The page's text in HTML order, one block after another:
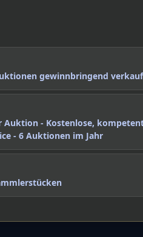
gewinnbringend
Auktion - Kostenlose,
- 6 Auktionen im Jahr